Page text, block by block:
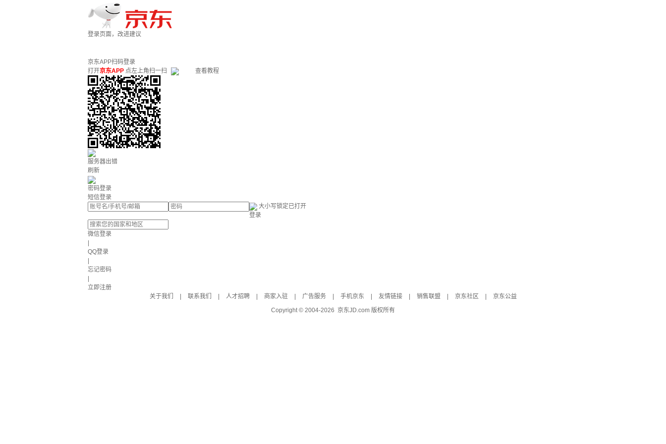
登录页面，改进建议
京东APP扫码登录
打开京东APP 点左上角扫一扫 查看教程
服务器出错
刷新
密码登录
短信登录
大小写锁定已打开
登录
微信登录
QQ登录
忘记密码
立即注册
关于我们
联系我们 人才招聘 商家入驻 广告服务 手机京东 友情链接 销售联盟 京东社区
京东公益
Copyright © 2004-2026 京东JD.com 版权所有